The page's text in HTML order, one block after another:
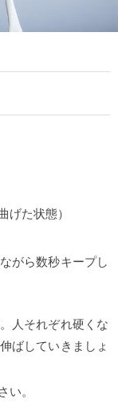
げた状態）
がら数秒キープし
人それぞれ硬くな
ばしていきましょ
い。